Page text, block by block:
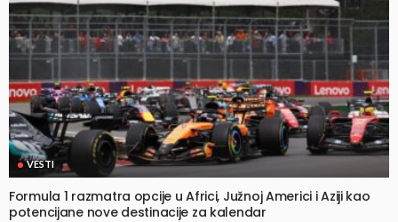
VESTI
Formula 1 razmatra opcije u Africi, Južnoj Americi i Aziji kao
potencijane nove destinacije za kalendar